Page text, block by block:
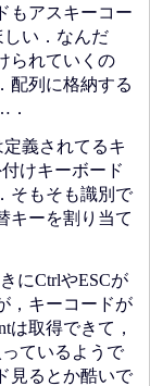
もアスキーコー
しい．なんだ
られていくの
配列に格納する
．
義されてるキ
けキーボード
そもそも識別で
キーを割り当て
にCtrlやESCが
，キーコードが
は取得できて，
ているようで
見るとか酷いで